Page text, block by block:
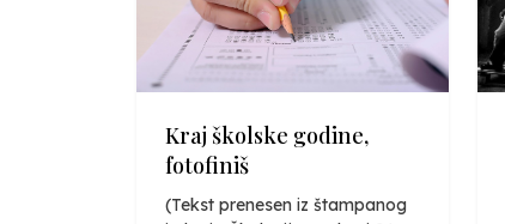
Kraj školske godine,
fotofiniš
(Tekst prenesen iz štampanog